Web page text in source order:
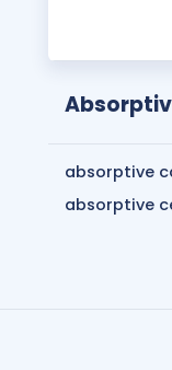
absorptive
absorptive